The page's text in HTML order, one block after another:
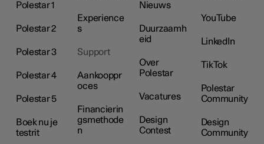
Polestar 1
Polestar 2
Polestar 3
Polestar 4
Polestar 5
Boek nu je
testrit
Experience
s
Support
Aankooppr
oces
Financierin
gsmethode
n
Nieuws
Duurzaamh
eid
Over
Polestar
Vacatures
Design
Contest
YouTube
LinkedIn
TikTok
Polestar
Community
Design
Community